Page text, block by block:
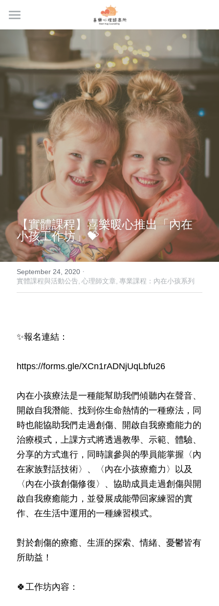
專業團隊
合作團隊
最新消息與好文
專業課程
場地租借
預約流程
我要預約
活動報導
15-45歲青壯心理健康方案
English
hearthugcounseling@gmail.com
【實體課程】喜樂暖心推出「內在
小孩工作坊」💝
September 24, 2020 ·
實體課程與活動公告, 心理師文章, 專業課程：內在小孩系列
✨報名連結：
https://forms.gle/XCn1rADNjUqLbfu26
內在小孩療法是一種能幫助我們傾聽內在聲音、
開啟自我潛能、找到你生命熱情的一種療法，同
時也能協助我們走過創傷、開啟自我療癒能力的
治療模式，上課方式將透過教學、示範、體驗、
分享的方式進行，同時讓參與的學員能掌握〈內
在家族對話技術〉、〈內在小孩療癒力〉以及
〈內在小孩創傷修復〉、協助成員走過創傷與開
啟自我療癒能力，並發展成能帶回家練習的實
作、在生活中運用的一種練習模式。
對於創傷的療癒、生涯的探索、情緒、憂鬱皆有
所助益！
🍀工作坊內容：